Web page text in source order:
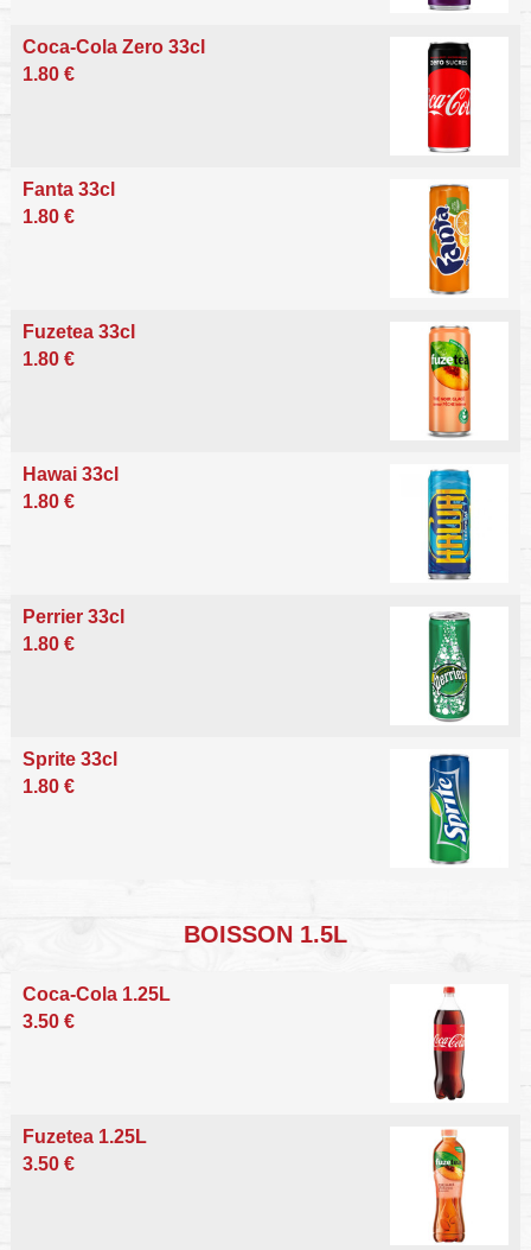
Coca-Cola Zero 33cl
1.80 €
Fanta 33cl
1.80 €
Fuzetea 33cl
1.80 €
Hawai 33cl
1.80 €
Perrier 33cl
1.80 €
Sprite 33cl
1.80 €
BOISSON 1.5L
Coca-Cola 1.25L
3.50 €
Fuzetea 1.25L
3.50 €